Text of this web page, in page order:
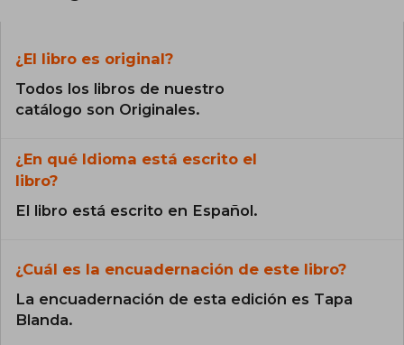
¿El libro es original?
Todos los libros de nuestro
catálogo son Originales.
¿En qué Idioma está escrito el
libro?
El libro está escrito en Español.
¿Cuál es la encuadernación de este libro?
La encuadernación de esta edición es Tapa
Blanda.